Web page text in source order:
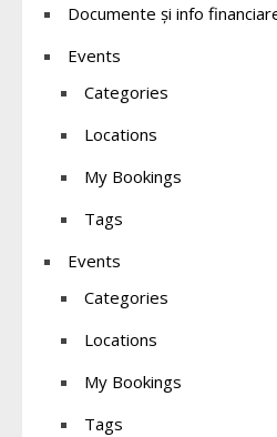
Documente și info
Events
Categories
Locations
My Bookings
Tags
Events
Categories
Locations
My Bookings
Tags